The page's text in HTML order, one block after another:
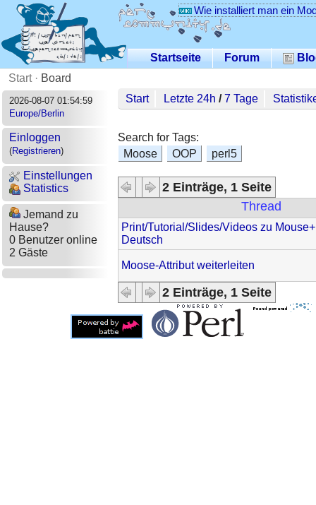
Wie installiert man ein
Startseite Forum
Start· Board
2026-08-07 01:54:59
Europe/Berlin
Einloggen
(Registrieren)
Einstellungen
Statistics
Jemand zu
Hause?
0 Benutzer online
2 Gäste
Start Letzte 24h /7 Tage
Search for Tags:
Moose
OOP perl5
2 Einträge, 1 Seite
Thread
Print/Tutorial/Slides/Videos zu
Deutsch
Moose-Attribut weiterleiten
2 Einträge, 1 Seite